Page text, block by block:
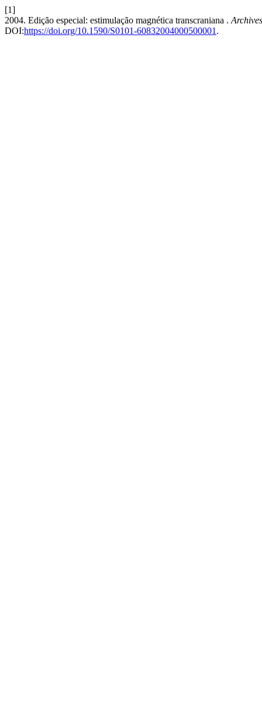
[1]
2004. Edição especial: estimulação magnética transcraniana .
DOI:https://doi.org/10.1590/S0101-60832004000500001 .